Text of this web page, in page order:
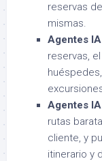
reservas
mismas.
Agentes
reservas, el
Agentes
rutas
cliente, y
itinerario y